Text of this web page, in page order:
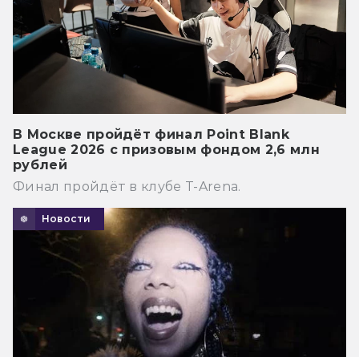
В Москве пройдёт финал Point Blank
League 2026 с призовым фондом 2,6 млн
рублей
Финал пройдёт в клубе T-Arena.
Новости